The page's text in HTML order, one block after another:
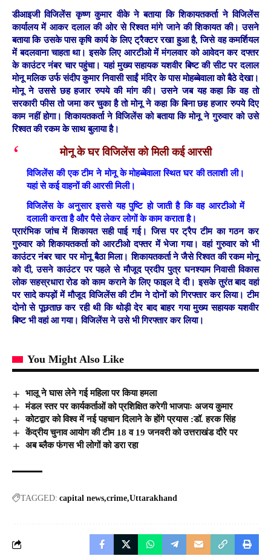
डीआइजी विजिलेंस कृष्ण कुमार वीके ने बताया कि शिकायतकर्ता ने विजिलेंस
कार्यालय में आकर दलाल की ओर से रिश्वत मांगे जाने की शिकायत की। उसने
बताया कि उसके पास कृषि कार्य के लिए ट्रैक्टर रखा हुआ है, जिसे वह कमर्शियल
में बदलवाना चाहता था। इसके लिए आरटीओ में मंगलवार को आवेदन कर दफ्तर
के काउंटर नंबर चार पहुंचा। यहां मुख्य सहायक यशवीर बिष्ट की सीट पर दलाल
मोनू मलिक उर्फ संदीप कुमार निवासी साईं मंदिर के पास मोहब्बेवाला को बैठे देखा।
मोनू ने उससे छह हजार रुपये की मांग की। उसने जब यह कहा कि वह तो
सरकारी फीस तो जमा कर चुका है तो मोनू ने कहा कि बिना छह हजार रुपये दिए
काम नहीं होगा। शिकायतकर्ता ने विजिलेंस को बताया कि मोनू ने गुरुवार को उसे
रिश्वत की रकम के साथ बुलाया है।
मोनू के घर विजिलेंस को मिली कई आरसी
विजिलेंस की एक टीम ने मोनू के मोहब्बेवाला स्थित घर की तलाशी ली।
यहां से कई वाहनों की आरसी मिली।
विजिलेंस के अनुसार इससे यह पुष्टि हो जाती है कि वह आरटीओ में
दलाली करता है और पैसे लेकर लोगों के काम कराता है।
प्रारंभिक जांच में शिकायत सही पाई गई। जिस पर ट्रैप टीम का गठन कर
गुरुवार को शिकायतकर्ता को आरटीओ दफ्तर में भेजा गया। वहां गुरुवार को भी
काउंटर नंबर चार पर मोनू बैठा मिला। शिकायतकर्ता ने जैसे रिश्वत की रकम मोनू
को दी, उसने काउंटर पर पहले से मौजूद प्रदीप पुत्र घनश्याम निवासी विकास
लोक सहस्रधारा रोड को काम कराने के लिए फाइल दे दी। इसके तुरंत बाद वहां
पर सादे कपड़ों में मौजूद विजिलेंस की टीम ने दोनों को गिरफ्तार कर लिया। टीम
दोनो से पूछताछ कर रही थी कि थोड़ी देर बाद बाहर गया मुख्य सहायक यशवीर
बिष्ट भी वहां आ गया। विजिलेंस ने उसे भी गिरफ्तार कर लिया।
You Might Also Like
भालू ने घास लेने गई महिला पर किया हमला
मंडल स्तर पर कार्यकर्ताओं को प्रशिक्षित करेगी भाजपाः अजय कुमार
कोटद्वार को विश्व में नई पहचान दिलाने के होंगे प्रयास :डॉ. हरक सिंह
केंद्रीय चुनाव आयोग की टीम 18 व 19 जनवरी को उत्तराखंड दौरे पर
अब ब्लैक फंगस भी लोगों को डरा रहा
TAGGED: capital news crime Uttarakhand